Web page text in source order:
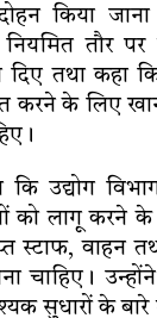
किया जाना
तौर
दिए तथा
करने के लिए
कि उद्योग
लागू करने के
स्टाफ, वाहन
चाहिए।
सुधारों के बारे